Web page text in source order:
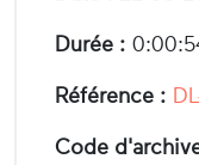
Durée :
Référence :
Code